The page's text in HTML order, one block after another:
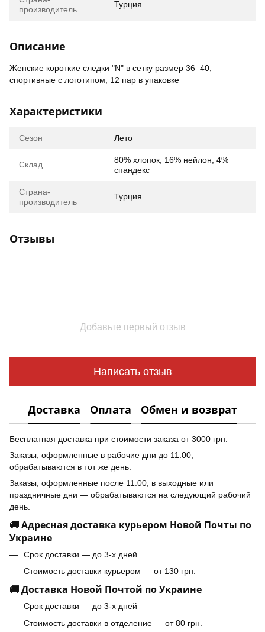
производитель
Турция
Описание
Женские короткие следки "N" в сетку размер 36–40,
спортивные с логотипом, 12 пар в упаковке
Характеристики
Сезон Лето
Склад
80% хлопок, 16% нейлон, 4%
спандекс
Страна-
производитель
Турция
Отзывы
Добавьте первый отзыв
Написать отзыв
Доставка Оплата Обмен и возврат
Бесплатная доставка при стоимости заказа от 3000 грн.
Заказы, оформленные в рабочие дни до 11:00,
обрабатываются в тот же день.
Заказы, оформленные после 11:00, в выходные или
праздничные дни — обрабатываются на следующий рабочий
день.
🚚 Адресная доставка курьером Новой Почты по
Украине
Срок доставки — до 3-х дней
Стоимость доставки курьером — от 130 грн.
🚚 Доставка Новой Почтой по Украине
Срок доставки — до 3-х дней
Стоимость доставки в отделение — от 80 грн.